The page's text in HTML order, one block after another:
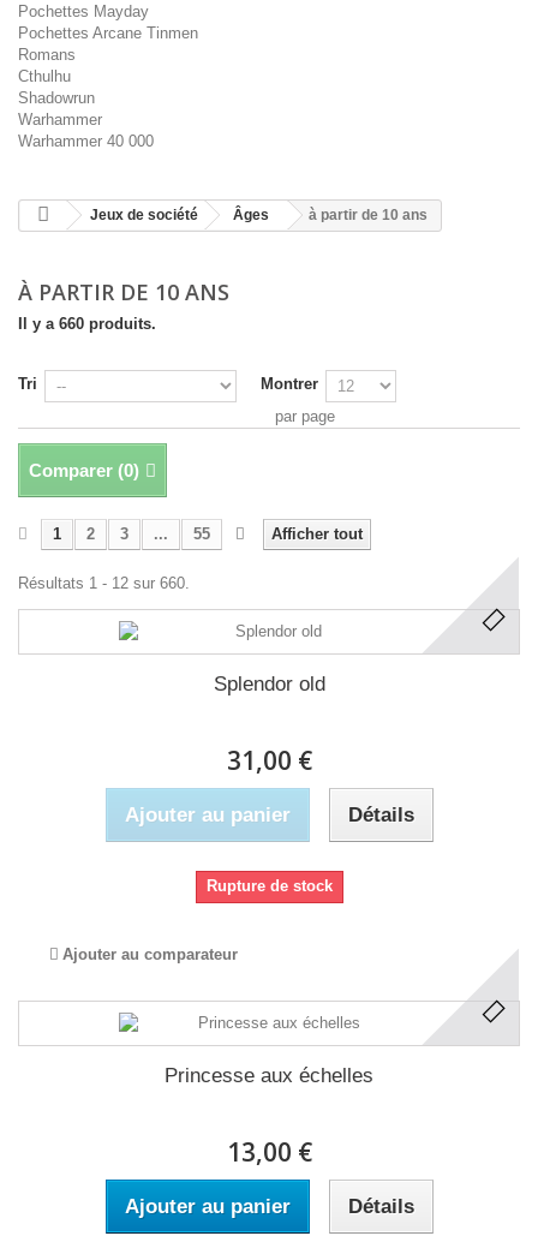
Pochettes Mayday
Pochettes Arcane Tinmen
Romans
Cthulhu
Shadowrun
Warhammer
Warhammer 40 000
Jeux de société Âges à partir de 10 ans
À PARTIR DE 10 ANS
Il y a 660 produits.
Tri
Montrer
par page
Comparer (0)
Afficher tout
1 2 3 ... 55
Résultats 1 - 12 sur 660.
Splendor old
31,00 €
Ajouter au panier Détails
Rupture de stock
Ajouter au comparateur
Princesse aux échelles
13,00 €
Ajouter au panier Détails